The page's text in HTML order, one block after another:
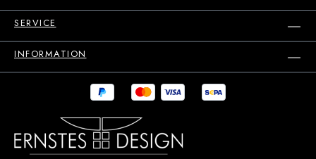
SERVICE
INFORMATION